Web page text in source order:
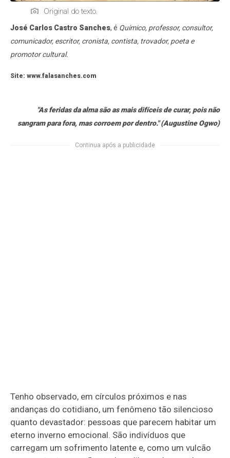
Original do texto.
José Carlos Castro Sanches, é Químico, professor, consultor,
comunicador, escritor, cronista, contista, trovador, poeta e
promotor cultural.
Site: www.falasanches.com
"As feridas da alma são as mais difíceis de curar, pois não
sangram para fora, mas corroem por dentro." (Augustine Ogwo)
Continua após a publicidade
Tenho observado, em círculos próximos e nas
andanças do cotidiano, um fenômeno tão silencioso
quanto devastador: pessoas que parecem habitar um
eterno inverno emocional. São indivíduos que
carregam um sofrimento latente e, como um vulcão